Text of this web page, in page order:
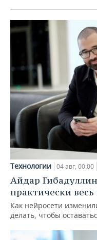
Технологии 04 авг, 00:00
Айдар
практически
Как нейросети
делать, чтобы